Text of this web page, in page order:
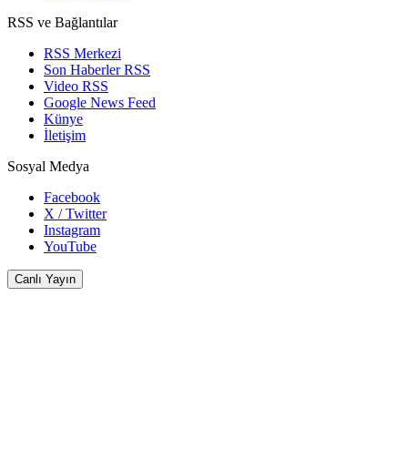
RSS ve Bağlantılar
RSS Merkezi
Son Haberler RSS
Video RSS
Google News Feed
Künye
İletişim
Sosyal Medya
Facebook
X / Twitter
Instagram
YouTube
Canlı Yayın